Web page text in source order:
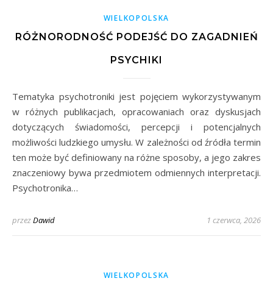
WIELKOPOLSKA
RÓŻNORODNOŚĆ PODEJŚĆ DO ZAGADNIEŃ
PSYCHIKI
Tematyka psychotroniki jest pojęciem wykorzystywanym
w różnych publikacjach, opracowaniach oraz dyskusjach
dotyczących świadomości, percepcji i potencjalnych
możliwości ludzkiego umysłu. W zależności od źródła termin
ten może być definiowany na różne sposoby, a jego zakres
znaczeniowy bywa przedmiotem odmiennych interpretacji.
Psychotronika…
przezDawid 1 czerwca, 2026
WIELKOPOLSKA